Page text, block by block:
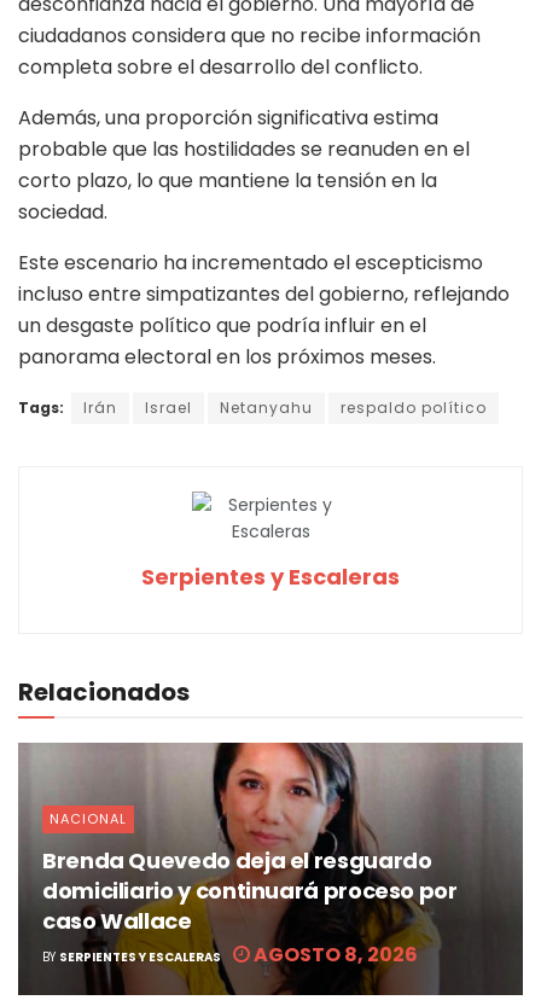
ciudadanos considera que no recibe información
completa sobre el desarrollo del conflicto.
Además, una proporción significativa estima
probable que las hostilidades se reanuden en el
corto plazo, lo que mantiene la tensión en la
sociedad.
Este escenario ha incrementado el escepticismo
incluso entre simpatizantes del gobierno, reflejando
un desgaste político que podría influir en el
panorama electoral en los próximos meses.
Tags: Irán Israel Netanyahu respaldo político
Serpientes y Escaleras
Relacionados
NACIONAL
Brenda Quevedo deja el resguardo
domiciliario y continuará proceso por
caso Wallace
BY SERPIENTES Y ESCALERAS AGOSTO 8, 2026